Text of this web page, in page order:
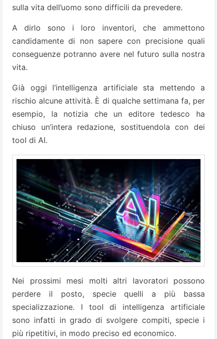
sulla vita dell’uomo sono difficili da prevedere.
A dirlo sono i loro inventori, che ammettono
candidamente di non sapere con precisione quali
conseguenze potranno avere nel futuro sulla nostra
vita.
Già oggi l’intelligenza artificiale sta mettendo a
rischio alcune attività. È di qualche settimana fa, per
esempio, la notizia che un editore tedesco ha
chiuso un’intera redazione, sostituendola con dei
tool di AI.
Nei prossimi mesi molti altri lavoratori possono
perdere il posto, specie quelli a più bassa
specializzazione. I tool di intelligenza artificiale
sono infatti in grado di svolgere compiti, specie i
più ripetitivi, in modo preciso ed economico.